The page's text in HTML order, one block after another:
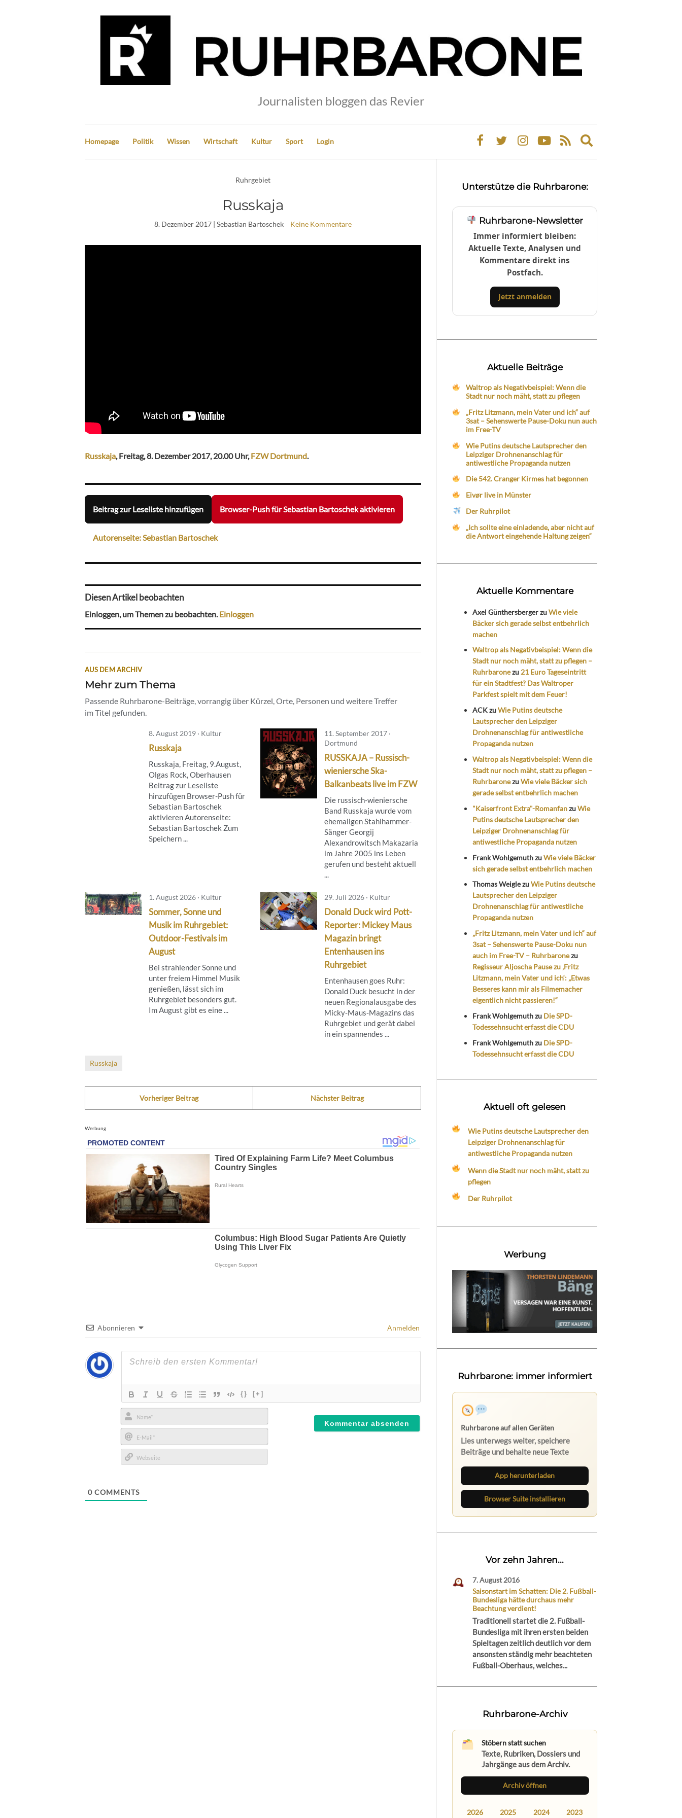
Journalisten bloggen das Revier
Homepage Politik Wissen Wirtschaft Kultur Sport Login
Expand
search
Ruhrgebiet
Russkaja
8. Dezember 2017 | Sebastian Bartoschek Keine Kommentare
Russkaja, Freitag, 8. Dezember 2017, 20.00 Uhr,FZW Dortmund.
Beitrag zur Leseliste hinzufügen Browser-Push für Sebastian Bartoschek aktivieren
Autorenseite: Sebastian Bartoschek
Diesen Artikel beobachten
Einloggen, um Themen zu beobachten.Einloggen
AUS DEM ARCHIV
Mehr zum Thema
Passende Ruhrbarone-Beiträge, vorrangig über Kürzel, Orte, Personen und weitere Treffer
im Titel gefunden.
8. August 2019 · Kultur
Russkaja
Russkaja, Freitag, 9.August,
Olgas Rock, Oberhausen
Beitrag zur Leseliste
hinzufügen Browser-Push für
Sebastian Bartoschek
aktivieren Autorenseite:
Sebastian Bartoschek Zum
Speichern ...
11. September 2017 ·
Dortmund
RUSSKAJA – Russisch-
wieniersche Ska-
Balkanbeats live im FZW
Die russisch-wieniersche
Band Russkaja wurde vom
ehemaligen Stahlhammer-
Sänger Georgij
Alexandrowitsch Makazaria
im Jahre 2005 ins Leben
gerufen und besteht aktuell
...
1. August 2026 · Kultur
Sommer, Sonne und
Musik im Ruhrgebiet:
Outdoor-Festivals im
August
Bei strahlender Sonne und
unter freiem Himmel Musik
genießen, lässt sich im
Ruhrgebiet besonders gut.
Im August gibt es eine ...
29. Juli 2026 · Kultur
Donald Duck wird Pott-
Reporter: Mickey Maus
Magazin bringt
Entenhausen ins
Ruhrgebiet
Entenhausen goes Ruhr:
Donald Duck besucht in der
neuen Regionalausgabe des
Micky‑Maus‑Magazins das
Ruhrgebiet und gerät dabei
in ein spannendes ...
Russkaja
Vorheriger Beitrag Nächster Beitrag
Werbung
Abonnieren Anmelden
{} [+]
Name*
E-
Mail*
0 COMMENTS
Unterstütze die Ruhrbarone:
Ruhrbarone-Newsletter
Immer informiert bleiben:
Aktuelle Texte, Analysen und
Kommentare direkt ins
Postfach.
Jetzt anmelden
Aktuelle Beiträge
Waltrop als Negativbeispiel: Wenn die
Stadt nur noch mäht, statt zu pflegen
„Fritz Litzmann, mein Vater und ich“ auf
3sat – Sehenswerte Pause-Doku nun auch
im Free-TV
Wie Putins deutsche Lautsprecher den
Leipziger Drohnenanschlag für
antiwestliche Propaganda nutzen
Die 542. Cranger Kirmes hat begonnen
Eivør live in Münster
Der Ruhrpilot
„Ich sollte eine einladende, aber nicht auf
die Antwort eingehende Haltung zeigen“
Aktuelle Kommentare
Axel GünthersbergerzuWie viele
Bäcker sich gerade selbst entbehrlich
machen
Waltrop als Negativbeispiel: Wenn die
Stadt nur noch mäht, statt zu pflegen –
Ruhrbaronezu 21 Euro Tageseintritt
für ein Stadtfest? Das Waltroper
Parkfest spielt mit dem Feuer!
ACKzuWie Putins deutsche
Lautsprecher den Leipziger
Drohnenanschlag für antiwestliche
Propaganda nutzen
Waltrop als Negativbeispiel: Wenn die
Stadt nur noch mäht, statt zu pflegen –
RuhrbaronezuWie viele Bäcker sich
gerade selbst entbehrlich machen
"Kaiserfront Extra"-RomanfanzuWie
Putins deutsche Lautsprecher den
Leipziger Drohnenanschlag für
antiwestliche Propaganda nutzen
Frank WohlgemuthzuWie viele Bäcker
sich gerade selbst entbehrlich machen
Thomas WeiglezuWie Putins deutsche
Lautsprecher den Leipziger
Drohnenanschlag für antiwestliche
Propaganda nutzen
„Fritz Litzmann, mein Vater und ich“ auf
3sat – Sehenswerte Pause-Doku nun
auch im Free-TV – Ruhrbaronezu
Regisseur Aljoscha Pause zu ‚Fritz
Litzmann, mein Vater und ich‘: „Etwas
Besseres kann mir als Filmemacher
eigentlich nicht passieren!“
Frank Wohlgemuthzu Die SPD-
Todessehnsucht erfasst die CDU
Frank Wohlgemuthzu Die SPD-
Todessehnsucht erfasst die CDU
Aktuell oft gelesen
Wie Putins deutsche Lautsprecher den
Leipziger Drohnenanschlag für
antiwestliche Propaganda nutzen
Wenn die Stadt nur noch mäht, statt zu
pflegen
Der Ruhrpilot
Werbung
Ruhrbarone: immer informiert
Ruhrbarone auf allen Geräten
Lies unterwegs weiter, speichere
Beiträge und behalte neue Texte
App herunterladen
Browser Suite installieren
Vor zehn Jahren...
7. August 2016
Saisonstart im Schatten: Die 2. Fußball-
Bundesliga hätte durchaus mehr
Beachtung verdient!
Traditionell startet die 2. Fußball-
Bundesliga mit ihren ersten beiden
Spieltagen zeitlich deutlich vor dem
ansonsten ständig mehr beachteten
Fußball-Oberhaus, welches...
Ruhrbarone-Archiv
Stöbern statt suchen
Texte, Rubriken, Dossiers und
Jahrgänge aus dem Archiv.
Archiv öffnen
2026 2025 2024 2023